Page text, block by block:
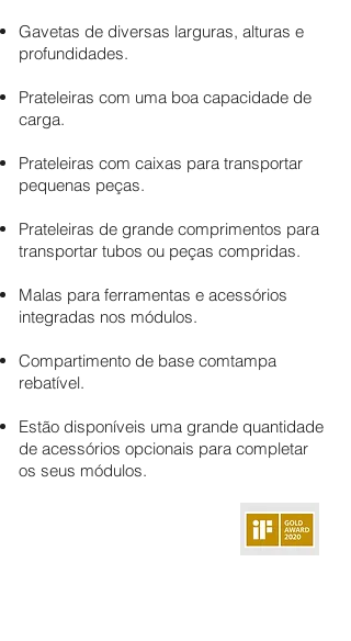
Gavetas de diversas larguras, alturas e
profundidades.
Prateleiras com uma boa capacidade de
carga.
Prateleiras com caixas para transportar
pequenas peças.
Prateleiras de grande comprimentos para
transportar tubos ou peças compridas.
Malas para ferramentas e acessórios
integradas nos módulos.
Compartimento de base comtampa
rebatível.
Estão disponíveis uma grande quantidade
de acessórios opcionais para completar
os seus módulos.